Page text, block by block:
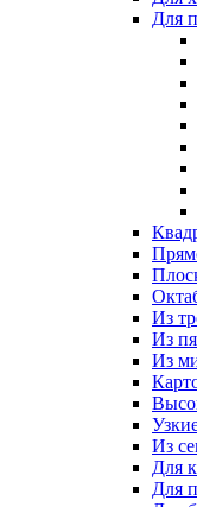
Для
Из
Из
Из
Из
Для
Для